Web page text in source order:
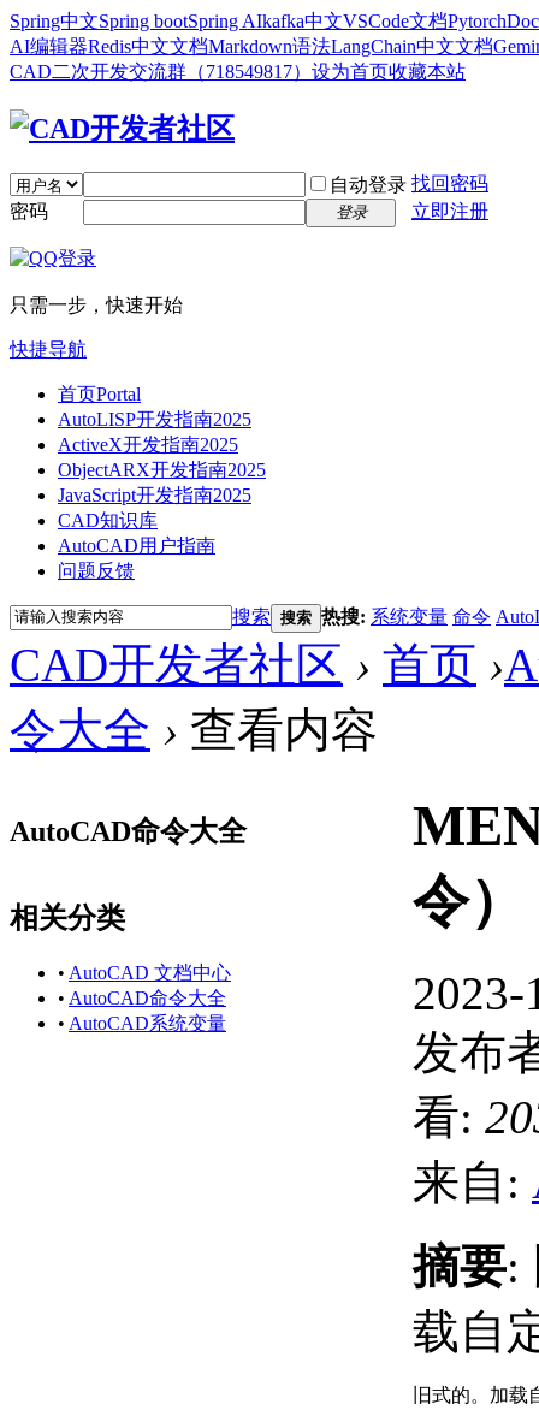
Spring中文Spring bootSpring AIkafka中文VSCode文档Pytorch
AI编辑器Redis中文文档Markdown语法LangChain中文文档
CAD二次开发交流群（718549817） 设为首页收藏本站
自动登录 找回密码
密码
登录 立即注册
只需一步，快速开始
快捷导航
首页Portal
AutoLISP开发指南2025
ActiveX开发指南2025
ObjectARX开发指南2025
JavaScript开发指南2025
CAD知识库
AutoCAD用户指南
问题反馈
搜索 搜索 热搜: 系统变量 命令
CAD开发者社区 › 首页 ›
令大全 › 查看内容
AutoCAD命令大全
相关分类
• AutoCAD 文档中心
• AutoCAD命令大全
• AutoCAD系统变量
令）
2023-
发布
看:
来自:
摘要:
载自
旧式的。加载